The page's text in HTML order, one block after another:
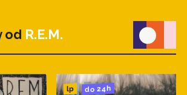
od R.E.M.
lp do 24h